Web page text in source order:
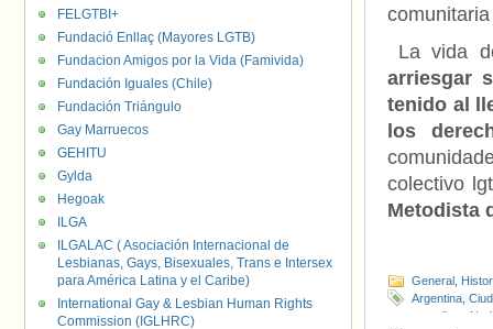
La vida
arriesgar
tenido al
los
colectivo
Metodista
General
Argentina
metodista
FELGTBI+
Fundació Enllaç (Mayores LGTB)
Fundacion Amigos por la Vida (Famivida)
Fundación Iguales (Chile)
Fundación Triángulo
Gay Marruecos
GEHITU
Gylda
Hegoak
ILGA
ILGALAC ( Asociación Internacional de
Lesbianas, Gays, Bisexuales, Trans e Intersex
para América Latina y el Caribe)
International Gay & Lesbian Human Rights
Commission (IGLHRC)